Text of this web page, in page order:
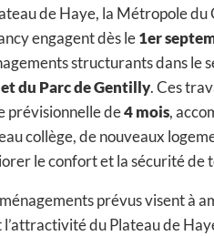
de Haye, la Métropole du
engagent dès le1er
structurants dans le
du Parc de Gentilly. Ces
prévisionnelle de4 mois,
collège, de nouveaux
le confort et la sécurité de
prévus visent à
l’attractivité du Plateau de